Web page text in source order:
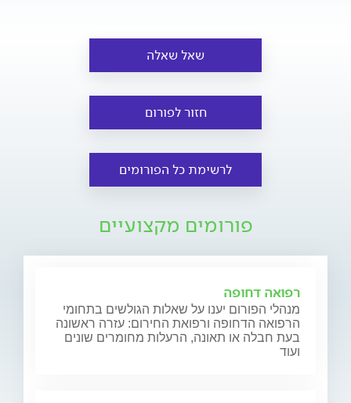
שאל שאלה
חזור לפורום
לרשימת כל הפורומים
פורומים מקצועיים
רפואה דחופה
מנהלי הפורום יענו על שאלות הגולשים בתחומי
הרפואה הדחופה ורפואת החירום: עזרה ראשונה
בעת חבלה או תאונה, הרעלות מחומרים שונים
ועוד